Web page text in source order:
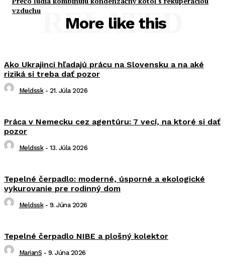
vzduchu
More like this
RELATED
Ako Ukrajinci hľadajú prácu na Slovensku a na aké
riziká si treba dať pozor
Meldssk - 21. Júla 2026
Práca v Nemecku cez agentúru: 7 vecí, na ktoré si dať
pozor
Meldssk - 13. Júla 2026
Tepelné čerpadlo: moderné, úsporné a ekologické
vykurovanie pre rodinný dom
Meldssk - 9. Júna 2026
Tepelné čerpadlo NIBE a plošný kolektor
MarianS - 9. Júna 2026